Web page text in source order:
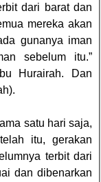
dari barat dan
mereka akan
gunanya iman
sebelum itu.”
Hurairah. Dan
satu hari saja,
itu, gerakan
terbit dari
dan dibenarkan